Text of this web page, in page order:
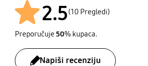
2.5(10 Pregledi)
Preporučuje50% kupaca.
Napiši recenziju